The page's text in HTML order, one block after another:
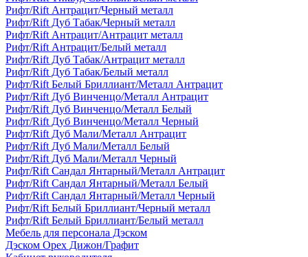
Рифт/Rift Антрацит/Черный металл
Рифт/Rift Дуб Табак/Черный металл
Рифт/Rift Антрацит/Антрацит металл
Рифт/Rift Антрацит/Белый металл
Рифт/Rift Дуб Табак/Антрацит металл
Рифт/Rift Дуб Табак/Белый металл
Рифт/Rift Белый Бриллиант/Металл Антрацит
Рифт/Rift Дуб Винченцо/Металл Антрацит
Рифт/Rift Дуб Винченцо/Металл Белый
Рифт/Rift Дуб Винченцо/Металл Черный
Рифт/Rift Дуб Мали/Металл Антрацит
Рифт/Rift Дуб Мали/Металл Белый
Рифт/Rift Дуб Мали/Металл Черный
Рифт/Rift Сандал Янтарный/Металл Антрацит
Рифт/Rift Сандал Янтарный/Металл Белый
Рифт/Rift Сандал Янтарный/Металл Черный
Рифт/Rift Белый Бриллиант/Черный металл
Рифт/Rift Белый Бриллиант/Белый металл
Мебель для персонала Дэском
Дэском Орех Дижон/Графит